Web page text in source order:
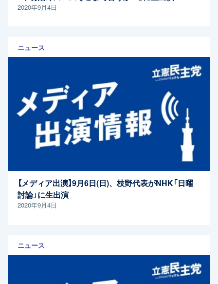
2020年9月4日
ニュース
【メディア出演】9月6日(日)、枝野代表がNHK「日曜
討論」に生出演
2020年9月4日
ニュース